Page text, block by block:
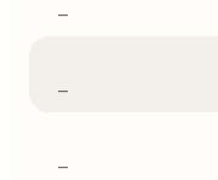
–
–
–